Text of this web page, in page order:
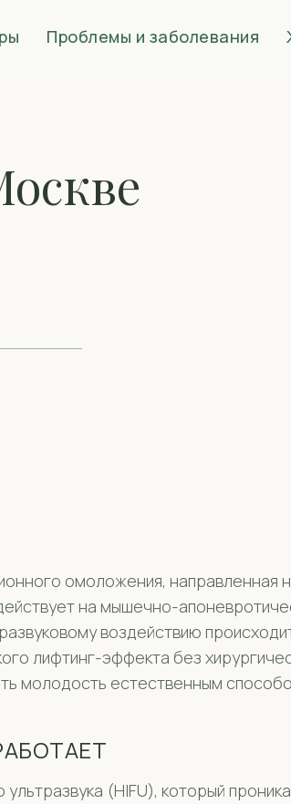
Проблемы и заболевания
омоложения, направленная
на мышечно-
воздействию
лифтинг-эффекта без
молодость естественным
(HIFU), который